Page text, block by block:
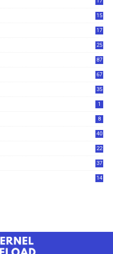
15
17
25
87
67
35
1
8
40
22
37
14